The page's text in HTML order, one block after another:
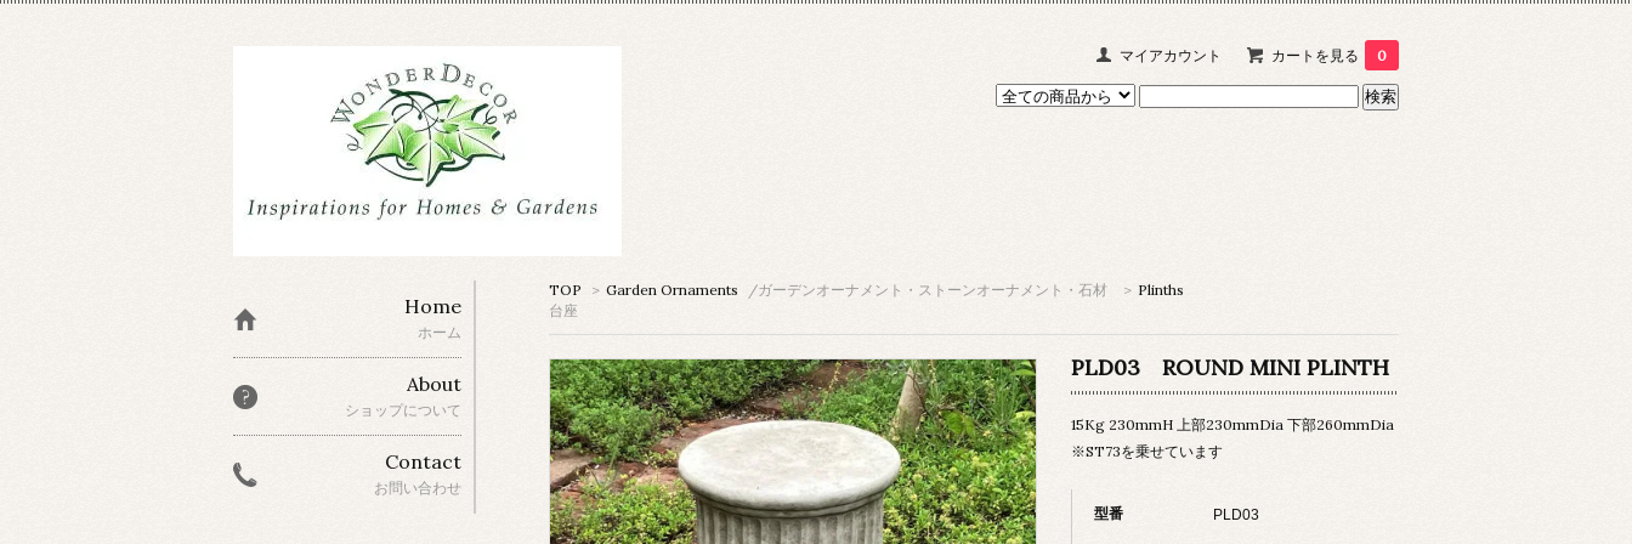
マイアカウント カートを見る 0
TOP > Garden Ornaments /ガーデンオーナメント・ストーンオーナメント・石材 > Plinths
台座
PLD03 ROUND MINI PLINTH
15Kg 230mmH 上部230mmDia 下部260mmDia
※ST73を乗せています
型番 PLD03
Home
ホーム
About
ショップについて
Contact
お問い合わせ